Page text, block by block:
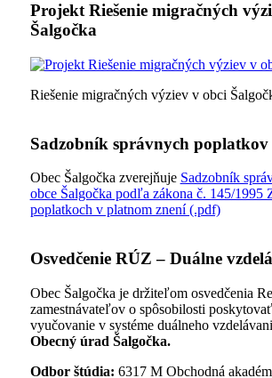
Projekt Riešenie migračných
Šalgočka
Riešenie migračných výziev v obci
Sadzobník správnych poplatkov
Obec Šalgočka zverejňuje Sadzobník
obce Šalgočka podľa zákona č. 145/1995
poplatkoch v platnom znení (.pdf)
Osvedčenie RÚZ – Duálne
Obec Šalgočka je držiteľom osvedčenia
zamestnávateľov o spôsobilosti
vyučovanie v systéme duálneho
Obecný úrad Šalgočka.
Odbor štúdia: 6317 M Obchodná